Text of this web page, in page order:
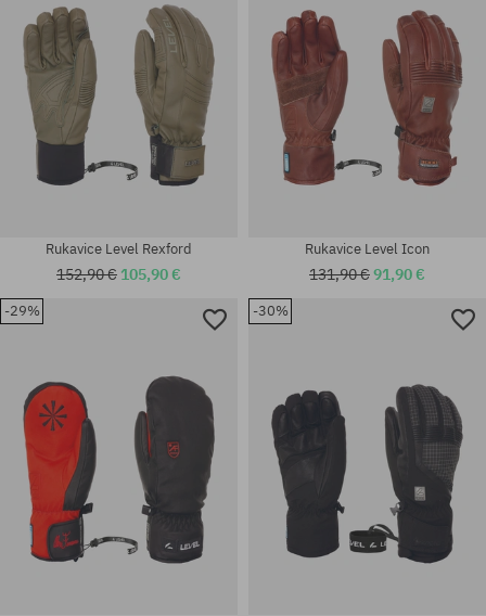
Rukavice Level Rexford
152,90 € 105,90 €
Rukavice Level Icon
131,90 €91,90 €
-29% -30%